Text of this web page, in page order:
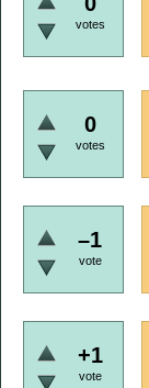
votes
0
votes
–1
vote
+1
vote